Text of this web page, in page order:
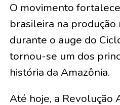
O movimento
brasileira na
durante o auge do
tornou-se um dos
história da Amazônia.
Até hoje, a Revolução